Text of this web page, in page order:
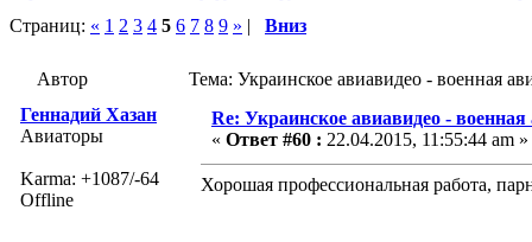
Страниц: « 1 2 3 4 5 6 7 8 9 » | Вниз
Автор
Тема: Украинское авиавидео - военная
Геннадий Хазан
Авиаторы
Karma: +1087/-64
Offline
Re: Украинское авиавидео -
« Ответ #60 : 22.04.2015, 11:55:44 am »
Хорошая профессиональная работа,